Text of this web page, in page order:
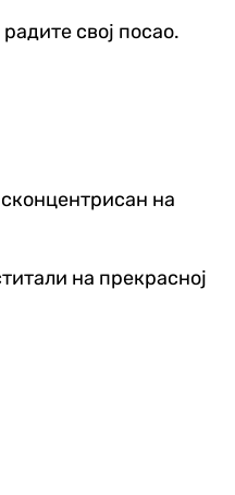
свој посао.
сконцентрисан на
на прекрасној